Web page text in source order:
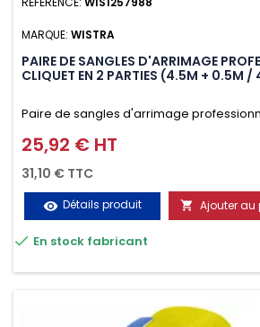
MARQUE: WISTRA
PAIRE DE SANGLES D'ARRIMAGE
CLIQUET EN 2 PARTIES (4.5M + 0.5M
Paire de sangles d'arrimage
crochet en 2 parties (4.5M + 0.5M /
d'utilisation. Permet d'arrimer et de
vos chargements pendant le transport.
très résistante aux UV et aux variations
n'absorbe pas l'eau.
Prix
25,92 € HT
31,10 € TTC
visibility Détails produit  Ajouter au
 En stock fabricant